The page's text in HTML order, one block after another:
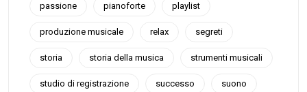
passione pianoforte playlist
produzione musicale relax segreti
storia storia della musica strumenti musicali
studio di registrazione successo suono